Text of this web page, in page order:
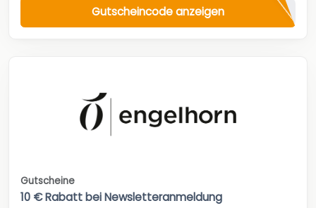
Gutscheincode anzeigen
Gutscheine
10 € Rabatt bei Newsletteranmeldung